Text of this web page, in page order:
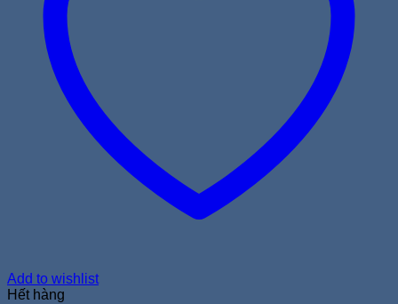
Add to wishlist
Hết hàng